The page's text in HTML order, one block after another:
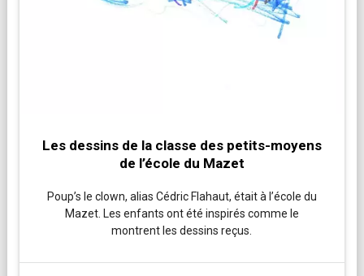
Les dessins de la classe des petits-moyens
de l’école du Mazet
Poup’s le clown, alias Cédric Flahaut, était à l’école du
Mazet. Les enfants ont été inspirés comme le
montrent les dessins reçus.